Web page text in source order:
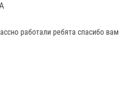
работали ребята спасибо вам